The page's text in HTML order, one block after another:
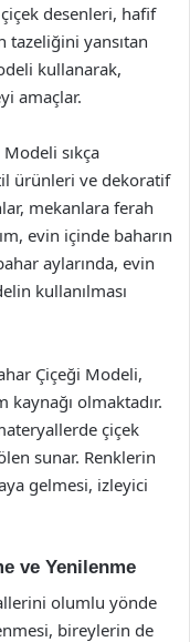
desenleri, hafif
tazeliğini yansıtan
kullanarak,
amaçlar.
sıkça
ürünleri ve dekoratif
mekanlara ferah
evin içinde baharın
aylarında, evin
kullanılması
Çiçeği Modeli,
kaynağı olmaktadır.
çiçek
sunar. Renklerin
gelmesi, izleyici
ve Yenilenme
olumlu yönde
bireylerin de